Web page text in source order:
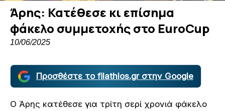
Άρης: Κατέθεσε κι επίσημα
φάκελο συμμετοχής στο EuroCup
10/06/2025
Προσθέστε το filathlos.gr στην Google
Ο Άρης κατέθεσε για τρίτη σερί χρονιά φάκελο